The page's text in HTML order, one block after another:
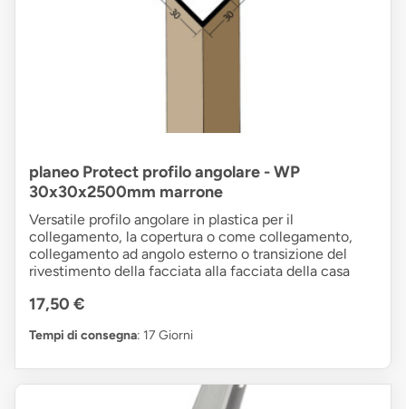
planeo Protect profilo angolare - WP
30x30x2500mm marrone
Versatile profilo angolare in plastica per il
collegamento, la copertura o come collegamento,
collegamento ad angolo esterno o transizione del
rivestimento della facciata alla facciata della casa
17,50 €
Tempi di consegna: 17 Giorni